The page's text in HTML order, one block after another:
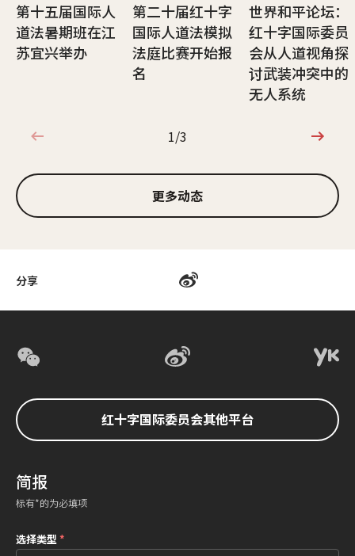
分享
第十五届国际人
道法暑期班在江
苏宜兴举办
第二十届红十字
国际人道法模拟
法庭比赛开始报
名
世界和平论坛：
红十字国际委员
会从人道视角探
讨武装冲突中的
无人系统
1/3
1/3
更多动态
红十字国际委员会其他平台
简报
标有*的为必填项
选择类型*